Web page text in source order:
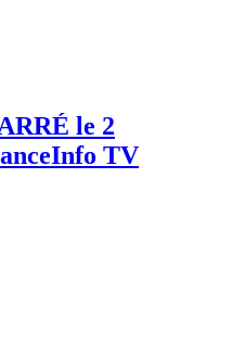
le 2
TV